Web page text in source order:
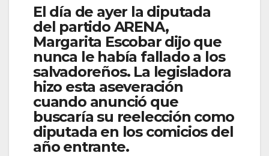
El día de ayer la diputada
del partido ARENA,
Margarita Escobar dijo que
nunca le había fallado a los
salvadoreños. La legisladora
hizo esta aseveración
cuando anunció que
buscaría su reelección como
diputada en los comicios del
año entrante.